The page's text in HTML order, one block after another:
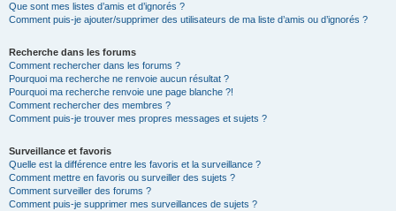
Que sont mes listes d’amis et d’ignorés ?
Comment puis-je ajouter/supprimer des utilisateurs de ma liste d’amis ou d’ignorés ?
Recherche dans les forums
Comment rechercher dans les forums ?
Pourquoi ma recherche ne renvoie aucun résultat ?
Pourquoi ma recherche renvoie une page blanche ?!
Comment rechercher des membres ?
Comment puis-je trouver mes propres messages et sujets ?
Surveillance et favoris
Quelle est la différence entre les favoris et la surveillance ?
Comment mettre en favoris ou surveiller des sujets ?
Comment surveiller des forums ?
Comment puis-je supprimer mes surveillances de sujets ?